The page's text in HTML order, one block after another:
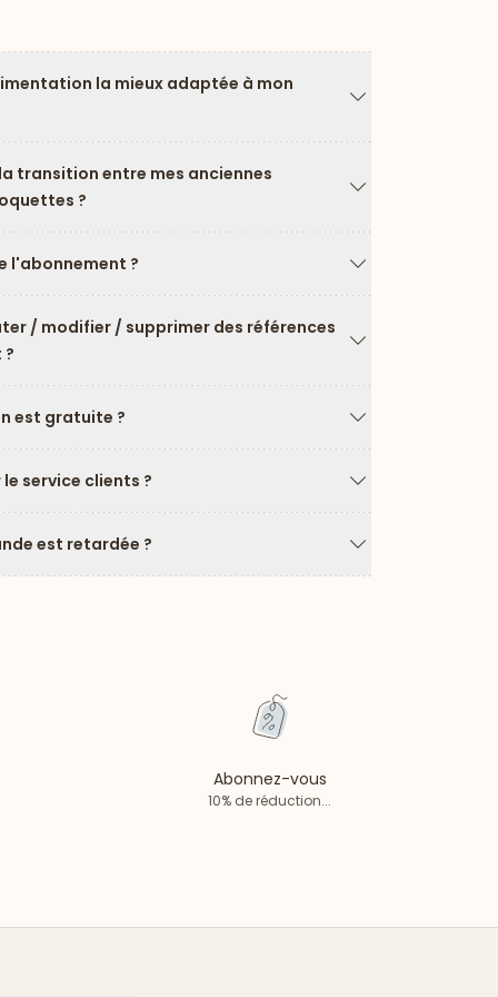
la mieux adaptée à mon
transition entre mes anciennes
?
l'abonnement ?
/ modifier / supprimer des références
est gratuite ?
service clients ?
est retardée ?
Abonnez-vous
10% de réduction...